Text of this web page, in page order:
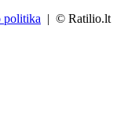
politika | © Ratilio.lt